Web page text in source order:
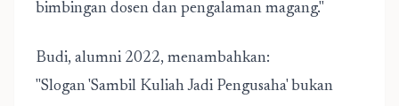
bimbingan dosen dan pengalaman magang."
Budi, alumni 2022, menambahkan:
"Slogan 'Sambil Kuliah Jadi Pengusaha' bukan